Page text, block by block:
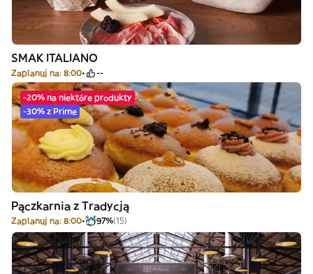
SMAK ITALIANO
Zaplanuj na: 8:00 --
-20% na niektóre produkty
-30% z Prime
Pączkarnia z Tradycją
Zaplanuj na: 8:00 97%(15)